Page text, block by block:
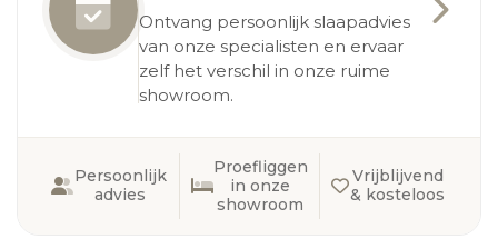
Ontvang persoonlijk slaapadvies
van onze specialisten en ervaar
zelf het verschil in onze ruime
showroom.
Persoonlijk
advies
Proefliggen
in onze
showroom
Vrijblijvend
& kosteloos